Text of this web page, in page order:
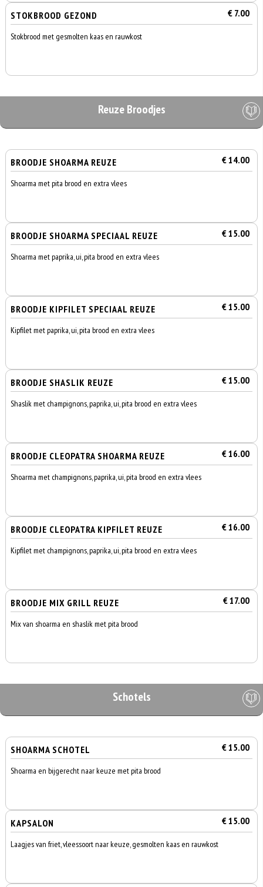
STOKBROOD GEZOND € 7.00
Stokbrood met gesmolten kaas en rauwkost
Reuze Broodjes
BROODJE SHOARMA REUZE € 14.00
Shoarma met pita brood en extra vlees
BROODJE SHOARMA SPECIAAL REUZE € 15.00
Shoarma met paprika, ui, pita brood en extra vlees
BROODJE KIPFILET SPECIAAL REUZE € 15.00
Kipfilet met paprika, ui, pita brood en extra vlees
BROODJE SHASLIK REUZE € 15.00
Shaslik met champignons, paprika, ui, pita brood en extra vlees
BROODJE CLEOPATRA SHOARMA REUZE € 16.00
Shoarma met champignons, paprika, ui, pita brood en extra vlees
BROODJE CLEOPATRA KIPFILET REUZE € 16.00
Kipfilet met champignons, paprika, ui, pita brood en extra vlees
BROODJE MIX GRILL REUZE € 17.00
Mix van shoarma en shaslik met pita brood
Schotels
SHOARMA SCHOTEL € 15.00
Shoarma en bijgerecht naar keuze met pita brood
KAPSALON € 15.00
Laagjes van friet, vleessoort naar keuze, gesmolten kaas en rauwkost